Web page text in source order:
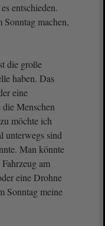
entschieden.
Sonntag machen,
die große
haben. Das
eine
Menschen
möchte ich
sind
Man könnte
am
eine Drohne
Sonntag meine